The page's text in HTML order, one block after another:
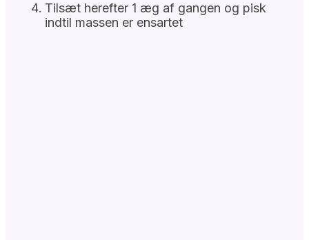
Tilsæt herefter 1 æg af gangen og pisk
indtil massen er ensartet